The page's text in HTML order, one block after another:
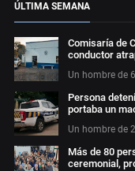
ÚLTIMA SEMANA
Comisaría de
conductor
Un hombre de
Persona
portaba un
Un hombre de
Más de 80
ceremonial,